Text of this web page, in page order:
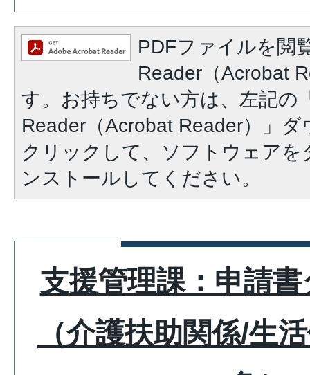
PDFファイルを閲
Reader（Acrobat
す。お持ちでない方は、左記の
Reader（Acrobat Reader）」
クリックして、ソフトウェア
ンストールしてください。
支援管理課：申請
（介護扶助関係/生